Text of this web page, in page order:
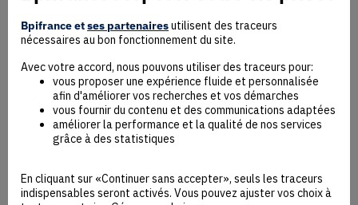
Données personnelles
Contact
Mentions Légales
Bpifrance etses partenairesutilisent des traceurs
nécessaires au bon fonctionnement du site.
Avec votre accord, nous pouvons utiliser des traceurs pour:
vous proposer une expérience fluide et personnalisée
afin d'améliorer vos recherches et vos démarches
vous fournir du contenu et des communications adaptées
améliorer la performance et la qualité de nos services
grâce à des statistiques
En cliquant sur «Continuer sans accepter», seuls les traceurs
indispensables seront activés. Vous pouvez ajuster vos choix à